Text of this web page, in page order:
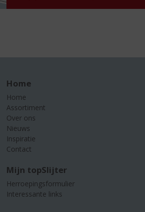
Home
Home
Assortiment
Over ons
Nieuws
Inspiratie
Contact
Mijn topSlijter
Herroepingsformulier
Interessante links